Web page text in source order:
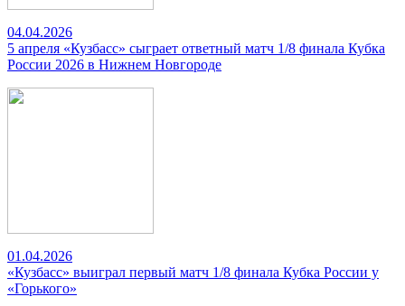
04.04.2026
5 апреля «Кузбасс» сыграет ответный матч 1/8 финала Кубка
России 2026 в Нижнем Новгороде
01.04.2026
«Кузбасс» выиграл первый матч 1/8 финала Кубка России у
«Горького»